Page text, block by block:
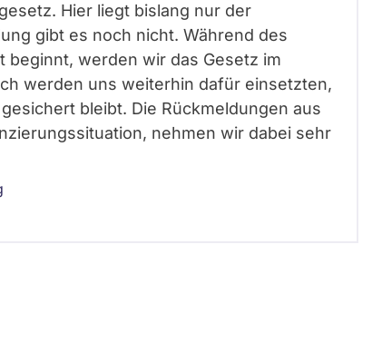
Hier liegt bislang nur der
gibt es noch nicht. Während des
werden wir das Gesetz im
werden uns weiterhin dafür einsetzten,
bleibt. Die Rückmeldungen aus
nehmen wir dabei sehr